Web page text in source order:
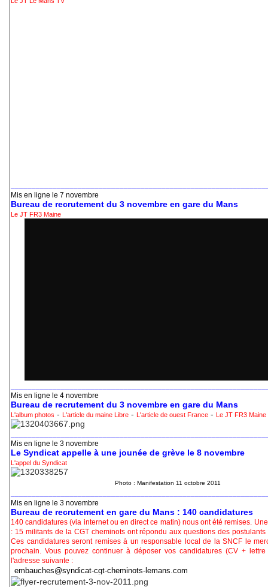
Mis en ligne le 7 novembre
Bureau de recrutement du 3 novembre en gare du Mans
Le JT FR3 Maine
Mis en ligne le 4 novembre
Bureau de recrutement du 3 novembre en gare du Mans
L'album photos - L'article du maine Libre - L'article de ouest France - Le JT FR3
Mis en ligne le 3 novembre
Le Syndicat appelle à une jounée de grève le 8 novembre
L'appel du Syndicat
Photo : Manifestation 11 octobre 2011
Mis en ligne le 3 novembre
Bureau de recrutement en gare du Mans : 140 candidatures
140 candidatures (via internet ou en direct ce matin) nous ont été remises.
: 15 militants de la CGT cheminots ont répondu aux questions des
Ces candidatures seront remises à un responsable local de la SNCF le
prochain. Vous pouvez continuer à déposer vos candidatures (CV +
l'adresse suivante :